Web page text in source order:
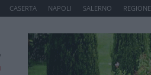
CASERTA NAPOLI SALERNO REGIONE